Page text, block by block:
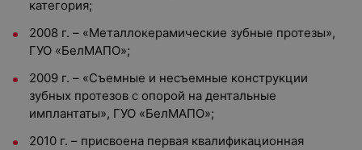
категория;
2008 г. – «Металлокерамические зубные протезы»,
ГУО «БелМАПО»;
2009 г. – «Съемные и несъемные конструкции
зубных протезов с опорой на дентальные
имплантаты», ГУО «БелМАПО»;
2010 г. – присвоена первая квалификационная